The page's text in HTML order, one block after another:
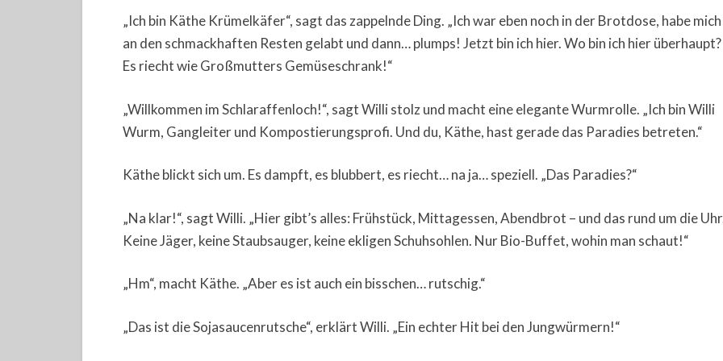
„Ich bin Käthe Krümelkäfer“, sagt das zappelnde Ding. „Ich war eben noch in der Brotdose, habe mich
an den schmackhaften Resten gelabt und dann… plumps! Jetzt bin ich hier. Wo bin ich hier überhaupt?
Es riecht wie Großmutters Gemüseschrank!“
„Willkommen im Schlaraffenloch!“, sagt Willi stolz und macht eine elegante Wurmrolle. „Ich bin Willi
Wurm, Gangleiter und Kompostierungsprofi. Und du, Käthe, hast gerade das Paradies betreten.“
Käthe blickt sich um. Es dampft, es blubbert, es riecht… na ja… speziell. „Das Paradies?“
„Na klar!“, sagt Willi. „Hier gibt’s alles: Frühstück, Mittagessen, Abendbrot – und das rund um die
Keine Jäger, keine Staubsauger, keine ekligen Schuhsohlen. Nur Bio-Buffet, wohin man schaut!“
„Hm“, macht Käthe. „Aber es ist auch ein bisschen… rutschig.“
„Das ist die Sojasaucenrutsche“, erklärt Willi. „Ein echter Hit bei den Jungwürmern!“